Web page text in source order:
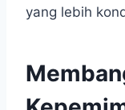
yang lebih